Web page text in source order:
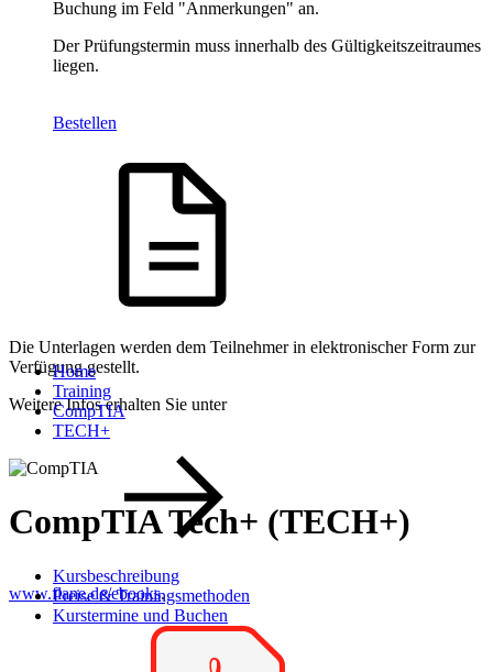
Buchung im Feld "Anmerkungen" an.
Der Prüfungstermin muss innerhalb des Gültigkeitszeitraumes
liegen.
Bestellen
Die Unterlagen werden dem Teilnehmer in elektronischer Form zur
Verfügung gestellt.
Weitere Infos erhalten Sie unter
www.flane.de/ebooks.
Home
Training
CompTIA
TECH+
CompTIA Tech+ (TECH+)
Kursbeschreibung
Preise & Trainingsmethoden
Kurstermine und Buchen